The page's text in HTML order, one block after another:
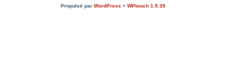
Propulsé par WordPress + WPtouch 1.9.39